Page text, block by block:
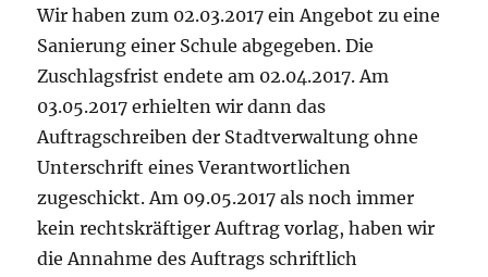
Wir haben zum 02.03.2017 ein Angebot zu eine
Sanierung einer Schule abgegeben. Die
Zuschlagsfrist endete am 02.04.2017. Am
03.05.2017 erhielten wir dann das
Auftragschreiben der Stadtverwaltung ohne
Unterschrift eines Verantwortlichen
zugeschickt. Am 09.05.2017 als noch immer
kein rechtskräftiger Auftrag vorlag, haben wir
die Annahme des Auftrags schriftlich